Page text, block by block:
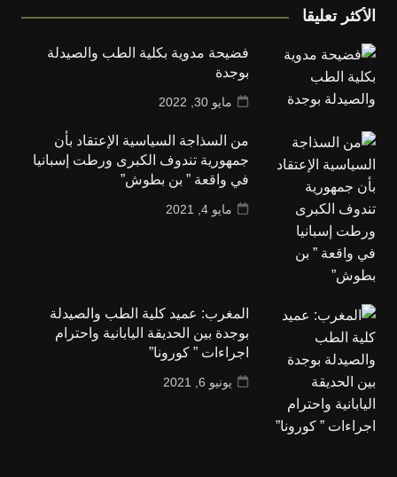
الأكثر تعليقا
فضيحة مدوية بكلية الطب والصيدلة
بوجدة
مايو 30, 2022
من السذاجة السياسية الإعتقاد بأن
جمهورية تندوف الكبرى ورطت إسبانيا
في واقعة ” بن بطوش”
مايو 4, 2021
المغرب: عميد كلية الطب والصيدلة
بوجدة بين الحديقة اليابانية واحترام
اجراءات ” كورونا”
يونيو 6, 2021